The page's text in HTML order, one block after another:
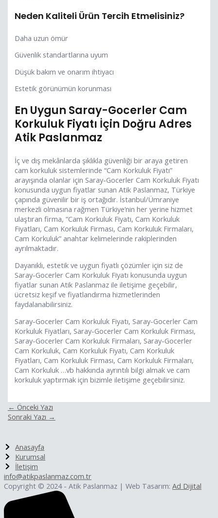
Neden Kaliteli Ürün Tercih Etmelisiniz?
Daha uzun ömür
Güvenlik standartlarına uyum
Düşük bakım ve onarım ihtiyacı
Estetik görünümün korunması
En Uygun Saray-Gocerler Cam
Korkuluk Fiyatı İçin Doğru Adres
Atik Paslanmaz
İç ve dış mekânlarda şıklıkla güvenliği bir araya getiren
cam korkuluk sistemlerinde “Cam Korkuluk Fiyatı”
arayışında olanlar için Saray-Gocerler Cam Korkuluk Fiyatı
konusunda uygun fiyatlar sunan Atik Paslanmaz, Türkiye
çapında güvenilir bir iş ortağıdır. İstanbul/Ümraniye
merkezli olmasına rağmen Türkiye’nin her yerine hizmet
ulaştıran firma, “Cam Korkuluk Fiyatı, Cam Korkuluk
Fiyatları, Cam Korkuluk Firması, Cam Korkuluk Firmaları,
Cam Korkuluk” anahtar kelimelerinde rakiplerinden
ayrılmaktadır.
Dayanıklı, estetik ve uygun fiyatlı çözümler için siz de
Saray-Gocerler Cam Korkuluk Fiyatı konusunda uygun
fiyatlar sunan Atik Paslanmaz ile iletişime geçebilir,
ücretsiz keşif ve fiyatlandırma hizmetlerinden
faydalanabilirsiniz.
Saray-Gocerler Cam Korkuluk Fiyatı, Saray-Gocerler Cam
Korkuluk Fiyatları, Saray-Gocerler Cam Korkuluk Firması,
Saray-Gocerler Cam Korkuluk Firmaları, Saray-Gocerler
Cam Korkuluk, Cam Korkuluk Fiyatı, Cam Korkuluk
Fiyatları, Cam Korkuluk Firması, Cam Korkuluk Firmaları,
Cam Korkuluk …vb hakkında ayrıntılı bilgi almak ve cam
korkuluk yaptırmak için bizimle iletişime geçebilirsiniz.
← Önceki Yazı
Sonraki Yazı →
Anasayfa
Kurumsal
İletişim
info@atikpaslanmaz.com.tr
Copyright © 2024 - Atik Paslanmaz | Web Tasarım: Ad Dijital